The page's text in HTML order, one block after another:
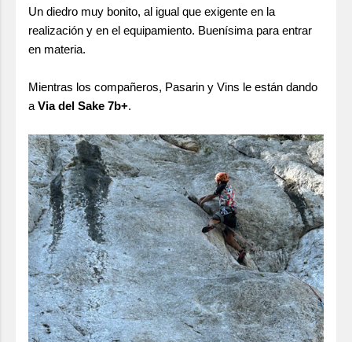
Un diedro muy bonito, al igual que exigente en la
realización y en el equipamiento. Buenísima para entrar
en materia.
Mientras los compañeros, Pasarin y Vins le están dando
a Via del Sake 7b+.